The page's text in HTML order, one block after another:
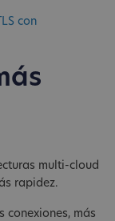
con
multi-cloud
rapidez.
conexiones, más